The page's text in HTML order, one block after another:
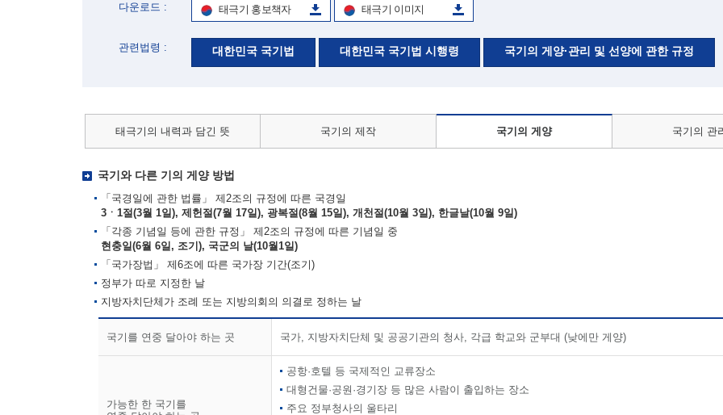
다운로드 : 태극기 홍보책자 태극기 이미지
관련법령 : 대한민국 국기법 대한민국 국기법 시행령 국기의 게양·관리 및 선양에 관한 규정
태극기의 내력과 담긴 뜻 국기의 제작 국기의 게양 국기의 관
국기와 다른 기의 게양 방법
「국경일에 관한 법률」 제2조의 규정에 따른 국경일
3ㆍ1절(3월 1일), 제헌절(7월 17일), 광복절(8월 15일), 개천절(10월 3일), 한글날(10월 9일)
「각종 기념일 등에 관한 규정」 제2조의 규정에 따른 기념일 중
현충일(6월 6일, 조기), 국군의 날(10월1일)
「국가장법」 제6조에 따른 국가장 기간(조기)
정부가 따로 지정한 날
지방자치단체가 조례 또는 지방의회의 의결로 정하는 날
국기를 연중 달아야 하는 곳 국가, 지방자치단체 및 공공기관의 청사, 각급 학교와 군부대 (낮에만 게양)
가능한 한 국기를
공항·호텔 등 국제적인 교류장소
대형건물·공원·경기장 등 많은 사람이 출입하는 장소
주요 정부청사의 울타리